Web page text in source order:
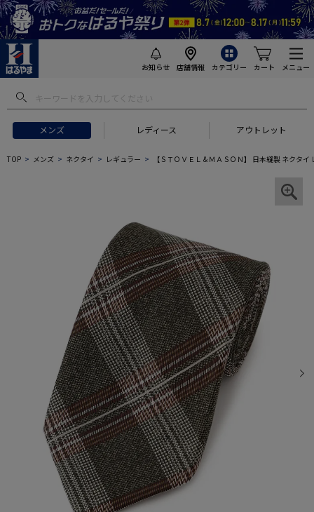
お知らせ 店舗情報 カテゴリー カート メニュー
メンズ レディース アウトレット
TOP メンズ ネクタイ レギュラー 【ＳＴＯＶＥＬ＆ＭＡＳＯＮ】 日本縫製 ネクタ